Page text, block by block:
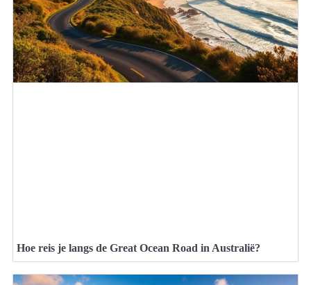
Hoe reis je langs de Great Ocean Road in Australië?